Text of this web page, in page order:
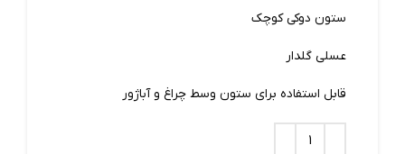
ستون دوکی کوچک
عسلی گلدار
قابل استفاده برای ستون وسط چراغ و آباژور